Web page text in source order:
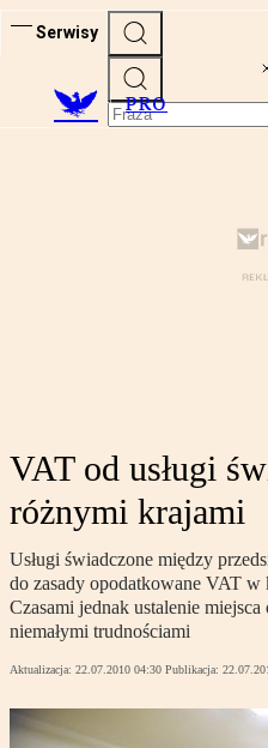
Serwisy
PRO
VAT od usługi
różnymi krajami
Usługi świadczone między
do zasady opodatkowane VAT w
Czasami jednak ustalenie
niemałymi trudnościami
Aktualizacja: 22.07.2010 04:30 Publikacja: